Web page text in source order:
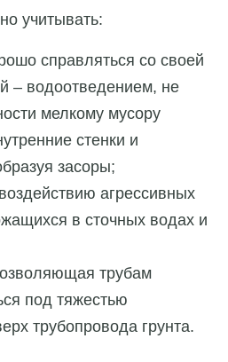
учитывать:
справляться со своей
– водоотведением, не
мелкому мусору
стенки и
засоры;
агрессивных
в сточных водах и
трубам
под тяжестью
трубопровода грунта.